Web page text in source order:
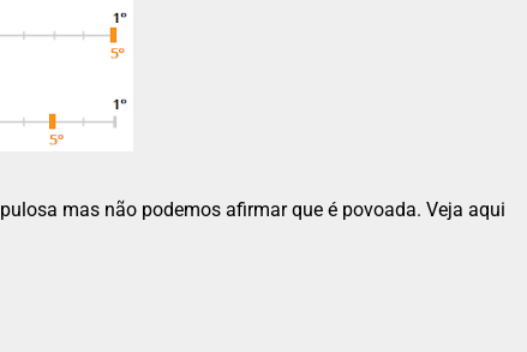
mas não podemos afirmar que é povoada. Veja aqui